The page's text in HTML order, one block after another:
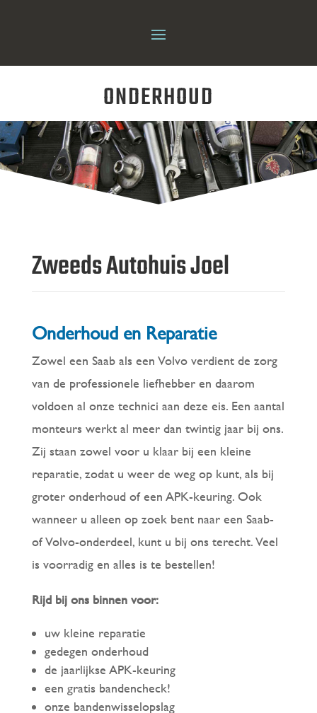
ONDERHOUD
Zweeds Autohuis Joel
Onderhoud en Reparatie
Zowel een Saab als een Volvo verdient de zorg
van de professionele liefhebber en daarom
voldoen al onze technici aan deze eis. Een aantal
monteurs werkt al meer dan twintig jaar bij ons.
Zij staan zowel voor u klaar bij een kleine
reparatie, zodat u weer de weg op kunt, als bij
groter onderhoud of een APK-keuring. Ook
wanneer u alleen op zoek bent naar een Saab-
of Volvo-onderdeel, kunt u bij ons terecht. Veel
is voorradig en alles is te bestellen!
Rijd bij ons binnen voor:
uw kleine reparatie
gedegen onderhoud
de jaarlijkse APK-keuring
een gratis bandencheck!
onze bandenwisselopslag